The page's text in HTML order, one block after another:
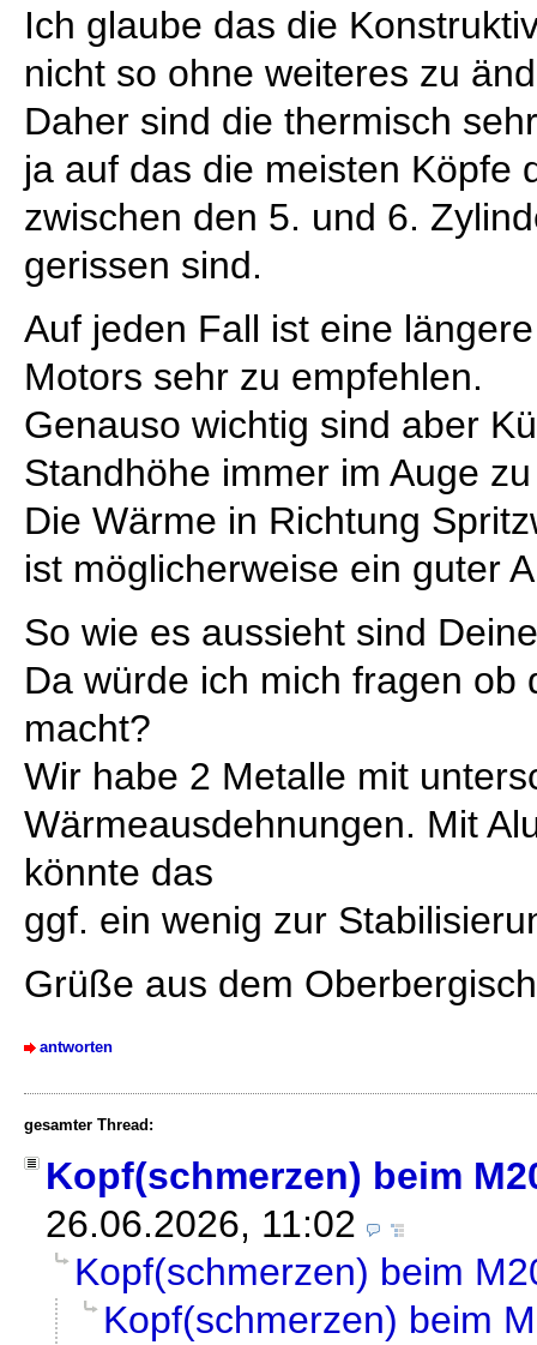
Ich glaube das die
nicht so ohne weiteres zu
Daher sind die thermisch
ja auf das die meisten Köpfe
zwischen den 5. und 6.
gerissen sind.
Auf jeden Fall ist eine
Motors sehr zu empfehlen.
Genauso wichtig sind aber
Standhöhe immer im Auge
Die Wärme in Richtung
ist möglicherweise ein guter
So wie es aussieht sind
Da würde ich mich fragen ob
macht?
Wir habe 2 Metalle mit
Wärmeausdehnungen. Mit
könnte das
ggf. ein wenig zur
Grüße aus dem
antworten
gesamter Thread:
Kopf(schmerzen) beim
26.06.2026, 11:02
Kopf(schmerzen) beim
Kopf(schmerzen) beim